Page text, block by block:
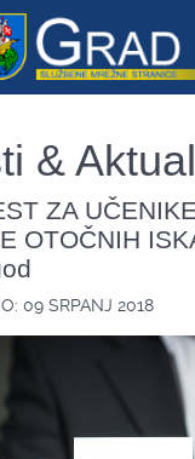
&
ZA
OTOČNIH
09 SRPANJ 2018